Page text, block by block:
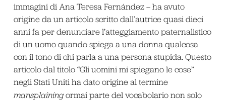
immagini di Ana Teresa Fernández – ha avuto
origine da un articolo scritto dall’autrice quasi dieci
anni fa per denunciare l’atteggiamento paternalistico
di un uomo quando spiega a una donna qualcosa
con il tono di chi parla a una persona stupida. Questo
articolo dal titolo “Gli uomini mi spiegano le cose”
negli Stati Uniti ha dato origine al termine
mansplainingormai parte del vocabolario non solo